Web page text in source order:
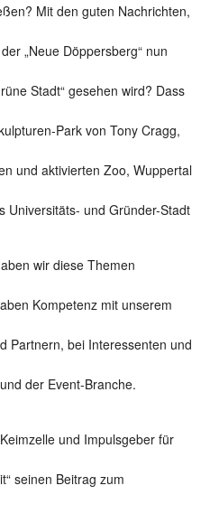
Mit den guten Nachrichten,
„Neue Döppersberg“ nun
Stadt“ gesehen wird? Dass
Park von Tony Cragg,
und aktivierten Zoo, Wuppertal
Universitäts- und Gründer-Stadt
wir diese Themen
Kompetenz mit unserem
Partnern, bei Interessenten und
der Event-Branche.
und Impulsgeber für
seinen Beitrag zum